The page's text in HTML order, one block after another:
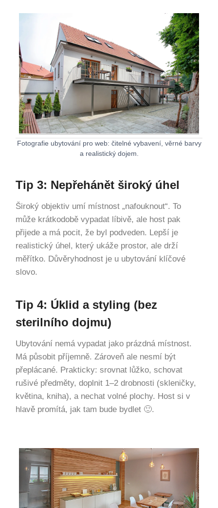
Fotografie ubytování pro web: čitelné vybavení, věrné barvy
a realistický dojem.
Tip 3: Nepřehánět široký úhel
Široký objektiv umí místnost „nafouknout“. To
může krátkodobě vypadat líbivě, ale host pak
přijede a má pocit, že byl podveden. Lepší je
realistický úhel, který ukáže prostor, ale drží
měřítko. Důvěryhodnost je u ubytování klíčové
slovo.
Tip 4: Úklid a styling (bez
sterilního dojmu)
Ubytování nemá vypadat jako prázdná místnost.
Má působit příjemně. Zároveň ale nesmí být
přeplácané. Prakticky: srovnat lůžko, schovat
rušivé předměty, doplnit 1–2 drobnosti (skleničky,
květina, kniha), a nechat volné plochy. Host si v
hlavě promítá, jak tam bude bydlet 🙂.